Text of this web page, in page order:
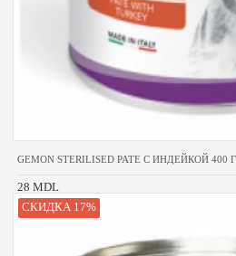
GEMON STERILISED PATE С ИНДЕЙКОЙ 400
28 MDL
СКИДКА 17%